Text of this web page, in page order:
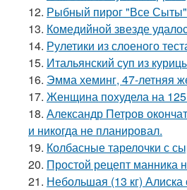
12. Рыбный пирог "Все
13. Комедийной звезде
14. Рулетики из слоеного
15. Итальянский суп из
16. Эмма хеминг, 47-летняя
17. Женщина похудела на
18. Александр Петров
и никогда не планировал.
19. Колбасные тарелочки с
20. Простой рецепт манника
21. Небольшая (13 кг)